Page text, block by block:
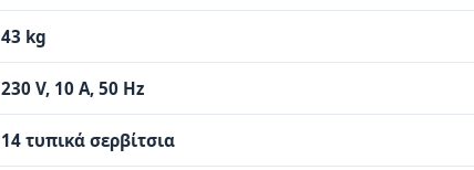
43 kg
230 V, 10 A, 50 Hz
14 τυπικά σερβίτσια